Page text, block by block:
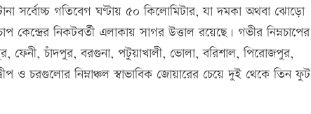
সর্বোচ্চ গতিবেগ ঘণ্টায় ৫০ কিলোমিটার, যা দমকা অথবা ঝোড়ো
কেন্দ্রের নিকটবর্তী এলাকায় সাগর উত্তাল রয়েছে। গভীর নিম্নচাপের
ফেনী, চাঁদপুর, বরগুনা, পটুয়াখালী, ভোলা, বরিশাল, পিরোজপুর,
ও চরগুলোর নিম্নাঞ্চল স্বাভাবিক জোয়ারের চেয়ে দুই থেকে তিন ফুট